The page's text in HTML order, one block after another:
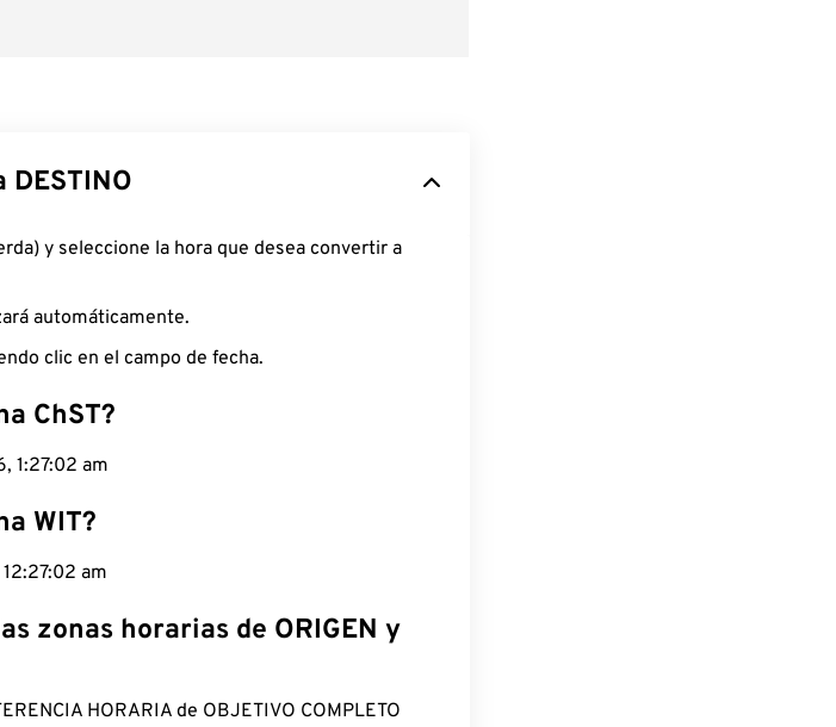
y seleccione la hora que desea convertir a
automáticamente.
clic en el campo de fecha.
ChST?
1:27:03 am
WIT?
am
zonas horarias de ORIGEN y
HORARIA de OBJETIVO COMPLETO